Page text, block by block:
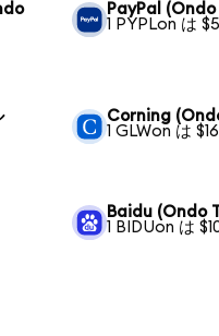
PayPal
1 PYPLon は
Corning
1 GLWon は
Baidu (Ondo
1 BIDUon は